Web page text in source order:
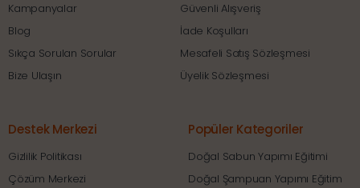
Kampanyalar
Blog
Sıkça Sorulan Sorular
Bize Ulaşın
Güvenli Alışveriş
İade Koşulları
Mesafeli Satış Sözleşmesi
Üyelik Sözleşmesi
Destek Merkezi
Gizlilik Politikası
Çözüm Merkezi
Popüler Kategoriler
Doğal Sabun Yapımı Eğitimi
Doğal Şampuan Yapımı Eğitim